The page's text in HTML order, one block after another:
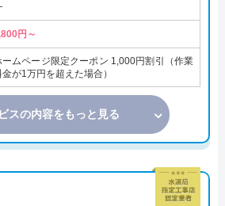
円～
ームページ限定クーポン 1,000円割引（作業
金が1万円を超えた場合）
スの内容をもっと見る